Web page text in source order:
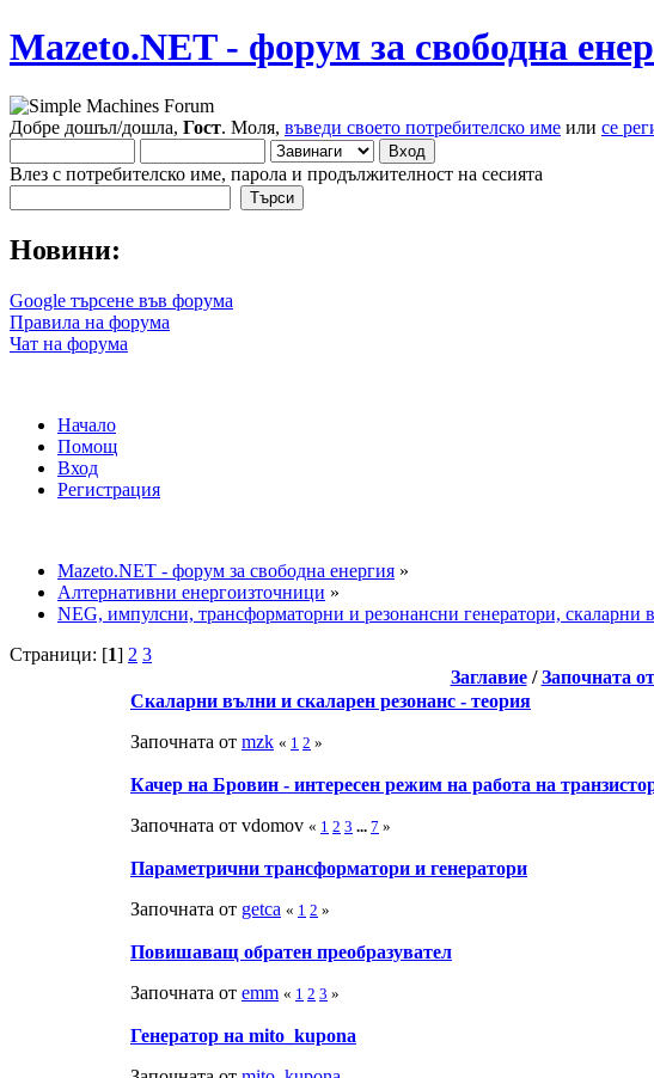
Mazeto.NET - форум за свободна
Добре дошъл/дошла, Гост. Моля, въведи своето потребителско име или се
Влез с потребителско име, парола и продължителност на сесията
Новини:
Google търсене във форума
Правила на форума
Чат на форума
Начало
Помощ
Вход
Регистрация
Mazeto.NET - форум за свободна енергия »
Алтернативни енергоизточници »
NEG, импулсни, трансформаторни и резонансни генератори, скаларни
Страници: [1] 2 3
Заглавие/Започната от
Скаларни вълни и скаларен резонанс - теория
Започната от mzk « 1 2 »
Качер на Бровин - интересен режим на работа на
Започната от vdomov « 1 2 3 ... 7 »
Параметрични трансформатори и генератори
Започната от getca « 1 2 »
Повишаващ обратен преoбразувател
Започната от emm « 1 2 3 »
Генератор на mito_kupona